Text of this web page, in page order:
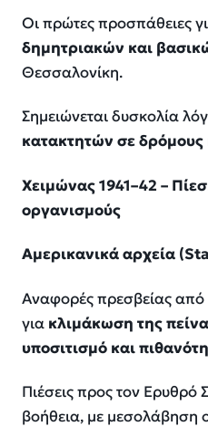
Οι πρώτες προσπάθειες
δημητριακών και
Θεσσαλονίκη.
Σημειώνεται δυσκολία
κατακτητών σε δρόμους
Χειμώνας 1941–42 –
οργανισμούς
Αμερικανικά αρχεία (
Αναφορές πρεσβείας από
για κλιμάκωση της
υποσιτισμό και
Πιέσεις προς τον Ερυθρό
βοήθεια, με μεσολάβηση